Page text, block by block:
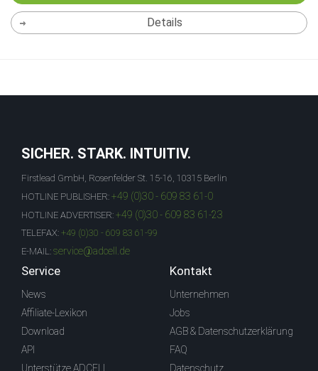
Details
SICHER. STARK. INTUITIV.
Firstlead GmbH, Rosenfelder St. 15-16, 10315 Berlin
HOTLINE PUBLISHER: +49 (0)30 - 609 83 61-0
HOTLINE ADVERTISER: +49 (0)30 - 609 83 61-23
TELEFAX: +49 (0)30 - 609 83 61-99
E-MAIL: service@adcell.de
Service
News
Affiliate-Lexikon
Download
API
Unterstütze ADCELL
Kontakt
Unternehmen
Jobs
AGB & Datenschutzerklärung
FAQ
Datenschutz